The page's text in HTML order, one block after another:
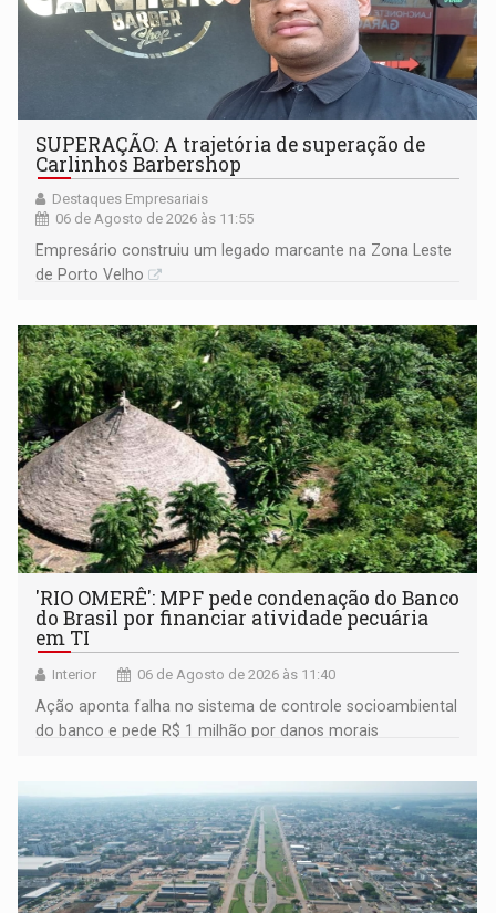
SUPERAÇÃO: A trajetória de superação de
Carlinhos Barbershop
Destaques Empresariais
06 de Agosto de 2026 às 11:55
Empresário construiu um legado marcante na Zona Leste
de Porto Velho
'RIO OMERÊ': MPF pede condenação do Banco
do Brasil por financiar atividade pecuária
em TI
Interior 06 de Agosto de 2026 às 11:40
Ação aponta falha no sistema de controle socioambiental
do banco e pede R$ 1 milhão por danos morais